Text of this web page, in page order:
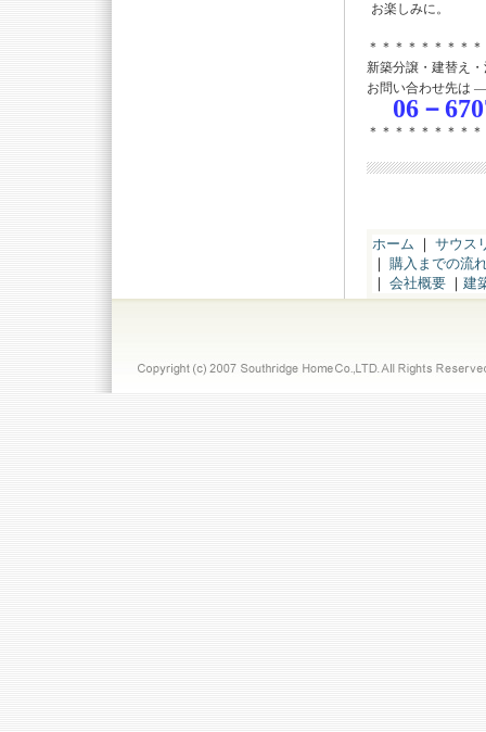
お楽しみに。
＊＊＊＊＊＊＊＊
新築分譲・建替え
お問い合わせ先は
06－
＊＊＊＊＊＊＊＊
ホーム ｜ サウス
｜ 購入までの流
｜ 会社概要｜ 建